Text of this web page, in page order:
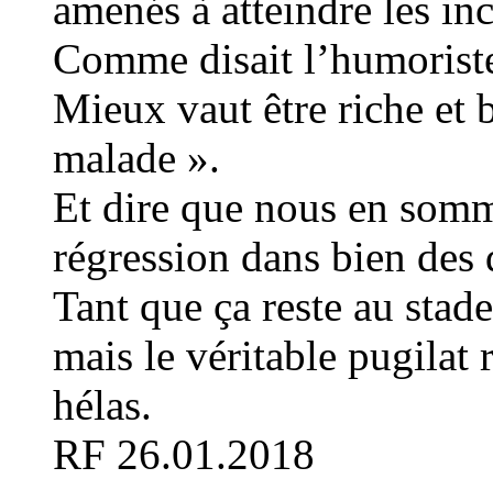
Comme disait
Mieux vaut être riche et
malade ».
Et dire que nous en
régression dans bien des
Tant que ça reste au
mais le véritable pugilat
hélas.
RF 26.01.2018